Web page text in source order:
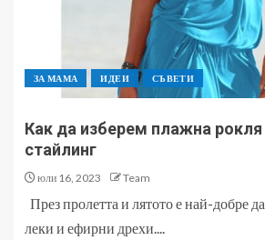
ЗА МАМА ИДЕИ СЪВЕТИ
Как да изберем плажна рокля
стайлинг
юли 16, 2023 Team
През пролетта и лятото е най-добре
леки и ефирни дрехи....